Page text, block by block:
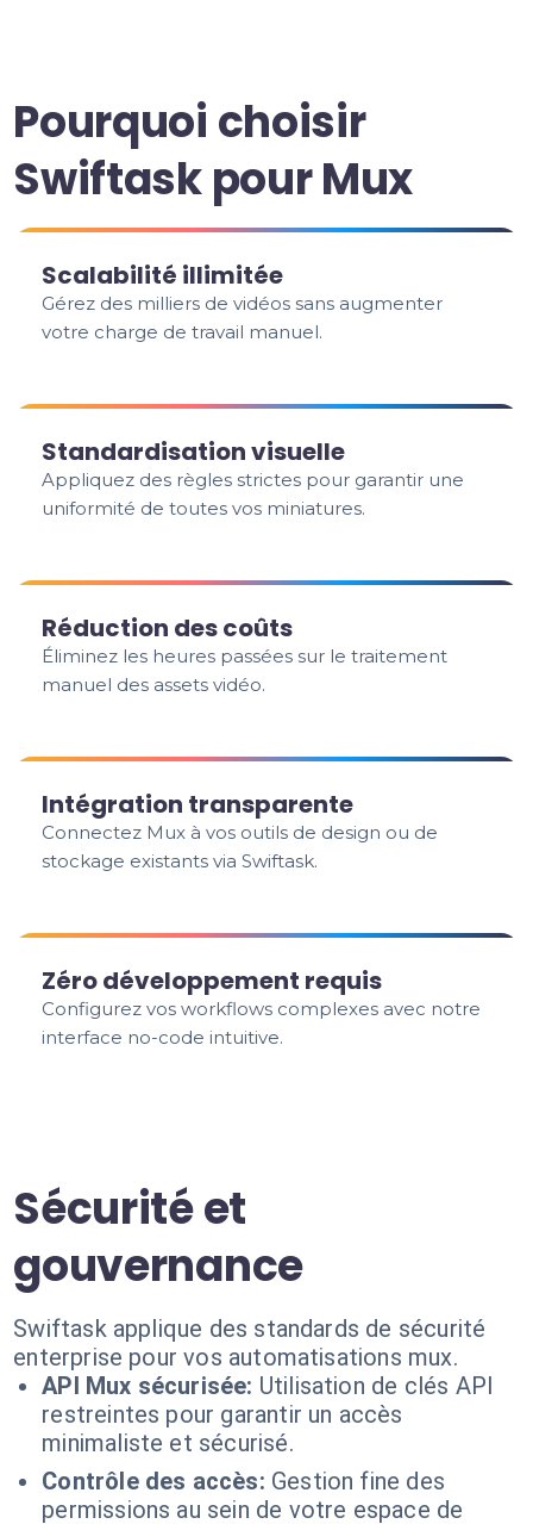
Pourquoi choisir
Swiftask pour Mux
Scalabilité illimitée
Gérez des milliers de vidéos sans augmenter
votre charge de travail manuel.
Standardisation visuelle
Appliquez des règles strictes pour garantir une
uniformité de toutes vos miniatures.
Réduction des coûts
Éliminez les heures passées sur le traitement
manuel des assets vidéo.
Intégration transparente
Connectez Mux à vos outils de design ou de
stockage existants via Swiftask.
Zéro développement requis
Configurez vos workflows complexes avec notre
interface no-code intuitive.
Sécurité et
gouvernance
Swiftask applique des standards de sécurité
enterprise pour vos automatisations mux.
API Mux sécurisée: Utilisation de clés API
restreintes pour garantir un accès
minimaliste et sécurisé.
Contrôle des accès: Gestion fine des
permissions au sein de votre espace de